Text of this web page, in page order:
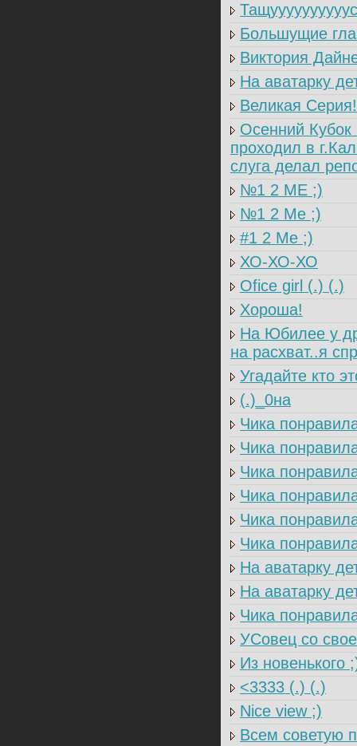
Большущие
Виктория
На аватарку
Великая
Осенний Кубок
проходил в
слуга делал
№1 2 ME ;)
№1 2 Me ;)
#1 2 Me ;)
ХО-ХО-ХО
Ofice girl (.) (.)
Хороша!
На Юбилее у
на расхват..я
Угадайте кто
(.)_0на
Чика
Чика
Чика
Чика
Чика
Чика
На аватарку
На аватарку
Чика
УСовец со
Из новенького
<3333 (.) (.)
Nice view ;)
Всем советую